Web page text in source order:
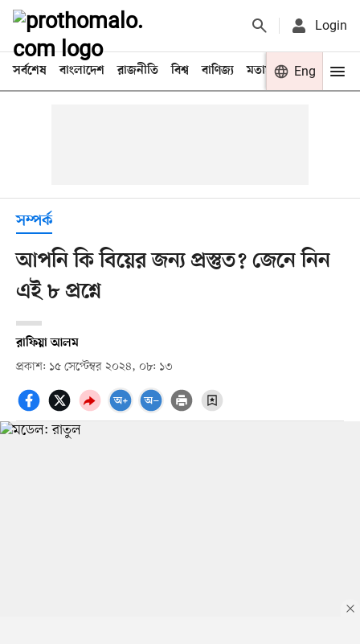
Login
সর্বশেষ বাংলাদেশ রাজনীতি বিশ্ব বাণিজ্য মতামত খেলা
Eng
সম্পর্ক
আপনি কি বিয়ের জন্য প্রস্তুত? জেনে নিন
এই ৮ প্রশ্নে
রাফিয়া আলম
প্রকাশ: ১৫ সেপ্টেম্বর ২০২৪, ০৮: ১৩